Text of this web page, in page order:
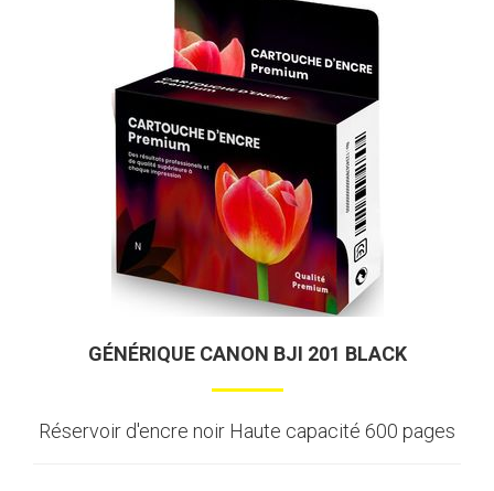
GÉNÉRIQUE CANON BJI 201 BLACK
Réservoir d'encre noir Haute capacité 600 pages